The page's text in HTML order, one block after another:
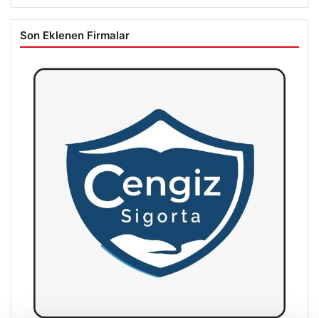
Son Eklenen Firmalar